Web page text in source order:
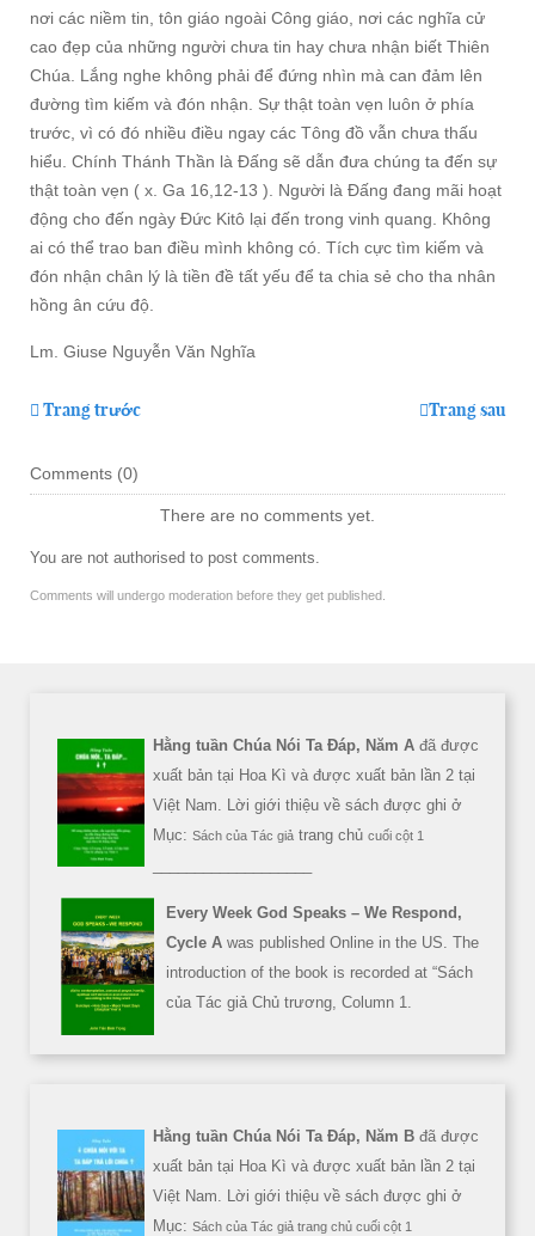
nơi các niềm tin, tôn giáo ngoài Công giáo, nơi các nghĩa cử
cao đẹp của những người chưa tin hay chưa nhận biết Thiên
Chúa. Lắng nghe không phải để đứng nhìn mà can đảm lên
đường tìm kiếm và đón nhận. Sự thật toàn vẹn luôn ở phía
trước, vì có đó nhiều điều ngay các Tông đồ vẫn chưa thấu
hiểu. Chính Thánh Thần là Đấng sẽ dẫn đưa chúng ta đến sự
thật toàn vẹn ( x. Ga 16,12-13 ). Người là Đấng đang mãi hoạt
động cho đến ngày Đức Kitô lại đến trong vinh quang. Không
ai có thể trao ban điều mình không có. Tích cực tìm kiếm và
đón nhận chân lý là tiền đề tất yếu để ta chia sẻ cho tha nhân
hồng ân cứu độ.
Lm. Giuse Nguyễn Văn Nghĩa
Trang trước Trang sau
Comments (0)
There are no comments yet.
You are not authorised to post comments.
Comments will undergo moderation before they get published.
Hằng tuần Chúa Nói Ta Đáp, Năm A đã được
xuất bản tại Hoa Kì và được xuất bản lần 2 tại
Việt Nam. Lời giới thiệu về sách được ghi ở
Mục: Sách của Tác giả trang chủ cuối cột 1
Every Week God Speaks – We Respond,
Cycle A was published Online in the US. The
introduction of the book is recorded at “Sách
của Tác giả Chủ trương, Column 1.
Hằng tuần Chúa Nói Ta Đáp, Năm B đã được
xuất bản tại Hoa Kì và được xuất bản lần 2 tại
Việt Nam. Lời giới thiệu về sách được ghi ở
Mục: Sách của Tác giả trang chủ cuối cột 1